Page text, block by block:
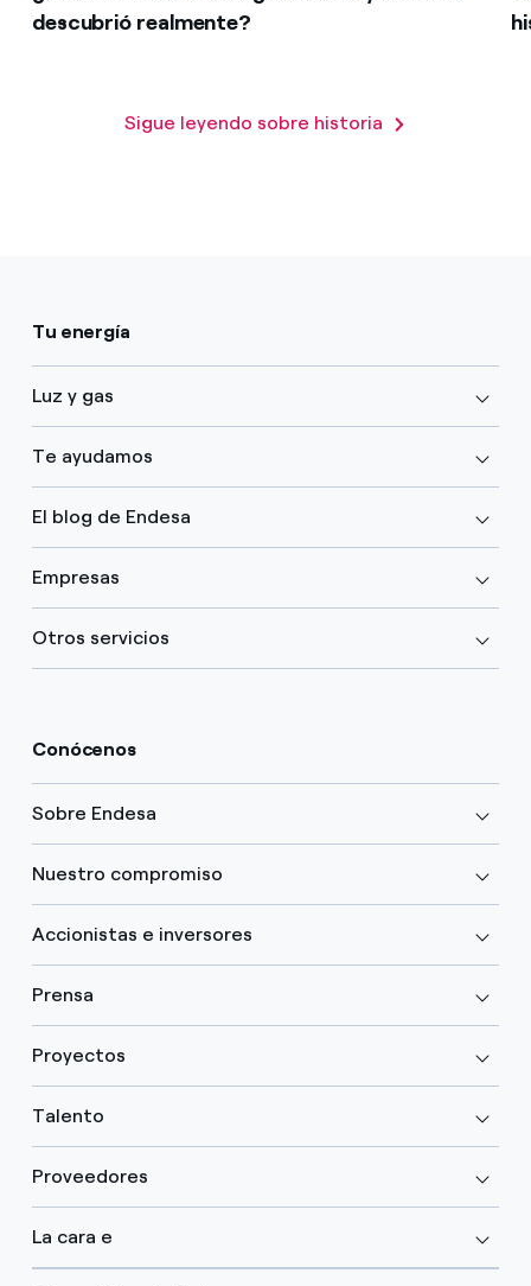
descubrió realmente?
Sigue leyendo sobre historia
Tu energía
Luz y gas
Te ayudamos
El blog de Endesa
Empresas
Otros servicios
Conócenos
Sobre Endesa
Nuestro compromiso
Accionistas e inversores
Prensa
Proyectos
Talento
Proveedores
La cara e